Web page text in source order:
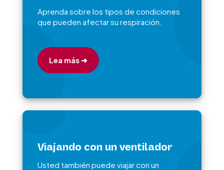
Aprenda sobre los tipos de condiciones
que pueden afectar su respiración.
Lea más ➜
Viajando con un ventilador
Usted también puede viajar con un